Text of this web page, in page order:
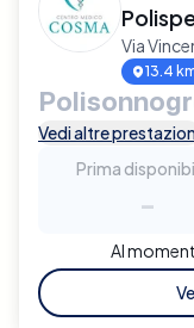
Via
13.4
Vedi altre
Prima
-
Al